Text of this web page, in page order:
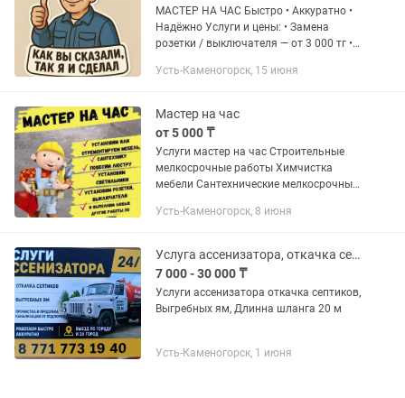
МАСТЕР НА ЧАС Быстро • Аккуратно •
Надёжно Услуги и цены: • Замена
розетки / выключателя — от 3 000 тг •
Замена смесителя — от 5 000 тг •
Усть-Каменогорск, 15 июня
Мастер на час
от 5 000 ₸
Услуги мастер на час Строительные
мелкосрочные работы Химчистка
мебели Сантехнические мелкосрочные
работы Ремонт бытовой техники
Усть-Каменогорск, 8 июня
Услуга ассенизатора, откачка септиков, Выгребных ям шланг 20 М
7 000 - 30 000 ₸
Услуги ассенизатора откачка септиков,
Выгребных ям, Длинна шланга 20 м
Усть-Каменогорск, 1 июня